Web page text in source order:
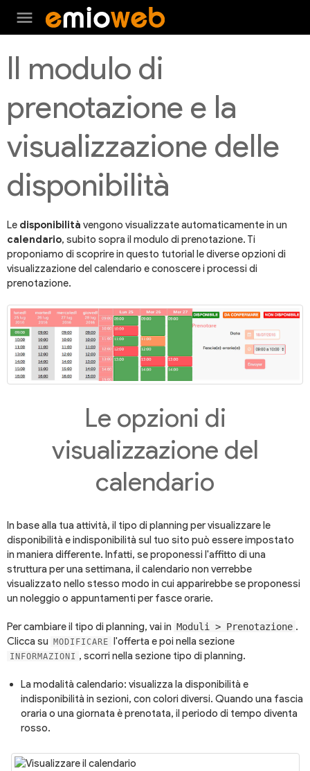
menu
Il modulo di
prenotazione e la
visualizzazione delle
disponibilità
Le disponibilità vengono visualizzate automaticamente in un
calendario, subito sopra il modulo di prenotazione. Ti
proponiamo di scoprire in questo tutorial le diverse opzioni di
visualizzazione del calendario e conoscere i processi di
prenotazione.
Le opzioni di
visualizzazione del
calendario
In base alla tua attività, il tipo di planning per visualizzare le
disponibilità e indisponibilità sul tuo sito può essere impostato
in maniera differente. Infatti, se proponessi l'affitto di una
struttura per una settimana, il calendario non verrebbe
visualizzato nello stesso modo in cui apparirebbe se proponessi
un noleggio o appuntamenti per fasce orarie.
Per cambiare il tipo di planning, vai in Moduli > Prenotazione .
Clicca su MODIFICARE l'offerta e poi nella sezione
INFORMAZIONI , scorri nella sezione tipo di planning.
La modalità calendario: visualizza la disponibilità e
indisponibilità in sezioni, con colori diversi. Quando una fascia
oraria o una giornata è prenotata, il periodo di tempo diventa
rosso.